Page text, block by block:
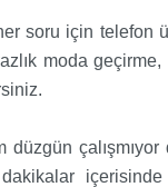
soru için telefon
moda
içerisinde